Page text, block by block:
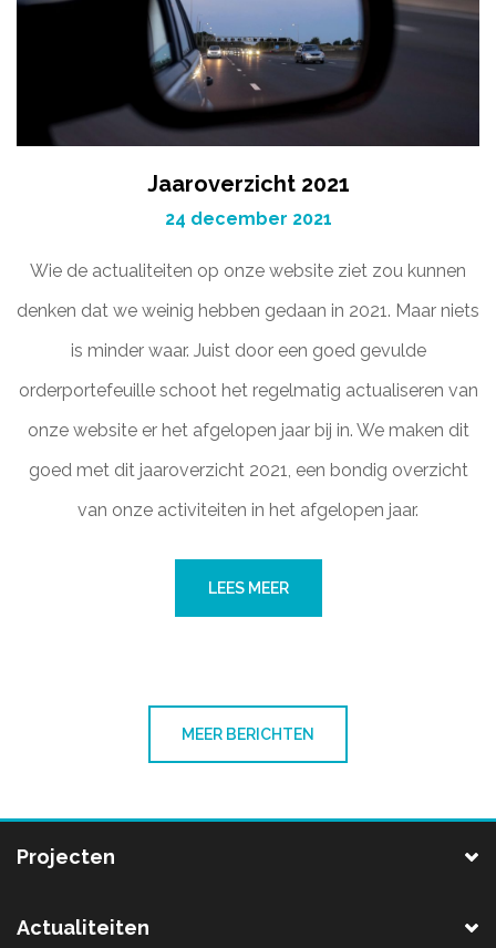
Jaaroverzicht 2021
24 december 2021
Wie de actualiteiten op onze website ziet zou kunnen
denken dat we weinig hebben gedaan in 2021. Maar niets
is minder waar. Juist door een goed gevulde
orderportefeuille schoot het regelmatig actualiseren van
onze website er het afgelopen jaar bij in. We maken dit
goed met dit jaaroverzicht 2021, een bondig overzicht
van onze activiteiten in het afgelopen jaar.
LEES MEER
MEER BERICHTEN
Projecten
Actualiteiten